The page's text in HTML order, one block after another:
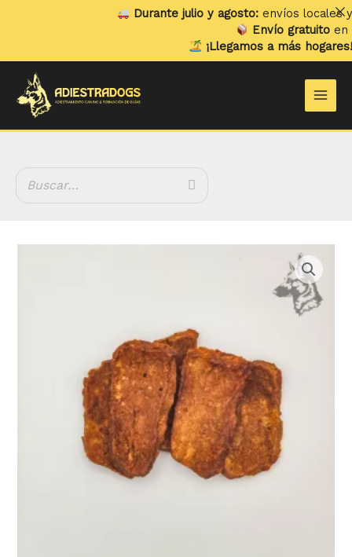
Durante julio y agosto:envíos locales y
Envío gratuitoen
¡Llegamos a más hogares!Ya